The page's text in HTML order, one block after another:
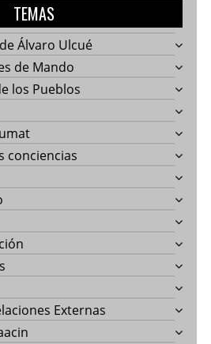
TEMAS
Álvaro Ulcué
de Mando
los Pueblos
conciencias
Externas